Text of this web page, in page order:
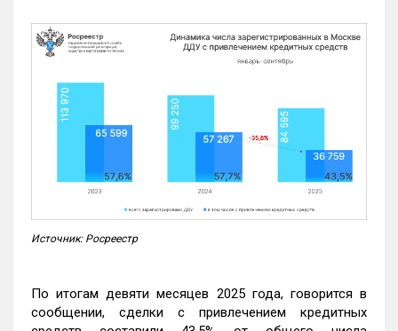
Источник: Росреестр
По итогам девяти месяцев 2025 года, говорится в
сообщении, сделки с привлечением кредитных